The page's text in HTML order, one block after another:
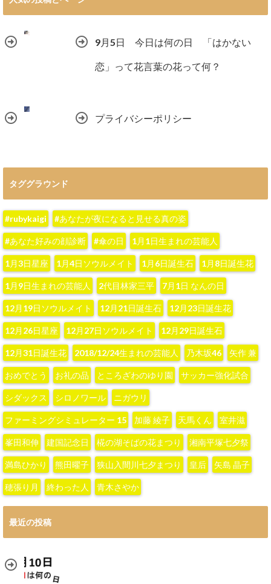
9月5日 今日は何の日 「はかない
恋」って花言葉の花って何？
プライバシーポリシー
タググラウンド
#rubykaigi #あなたが夜になると見せる真の姿
#あなた好みの顔診断 #傘の日 1月1日生まれの芸能人
1月3日星座 1月4日ソウルメイト 1月6日誕生石 1月8日誕生花
1月9日生まれの芸能人 2代目林家三平 7月1日 なんの日
12月19日ソウルメイト 12月21日誕生石 12月23日誕生花
12月26日星座 12月27日ソウルメイト 12月29日誕生石
12月31日誕生花 2018/12/24生まれの芸能人 ‪乃木坂46‬ ‪矢作 兼‬
おめでとう お礼の品 ところざわのゆり園 サッカー強化試合
シダックス シロノワール ニガウリ
ファーミングシミュレーター 15 加藤 綾子‬ 天馬くん 室井滋
峯田和伸 建国記念日 椛の湖そばの花まつり 湘南平塚七夕祭
満島ひかり 熊田曜子 狭山入間川七夕まつり 皇后 矢島 晶子
穂張り月 終わった人 青木さやか
最近の投稿